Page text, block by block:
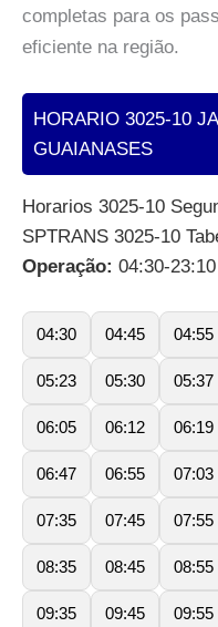
completas para os
eficiente na região.
HORARIO 3025-10
GUAIANASES
Horarios 3025-10
SPTRANS 3025-10
Operação: 04:30-23:10
04:30 04:45 04:55
05:23 05:30 05:37
06:05 06:12 06:19
06:47 06:55 07:03
07:35 07:45 07:55
08:35 08:45 08:55
09:35 09:45 09:55